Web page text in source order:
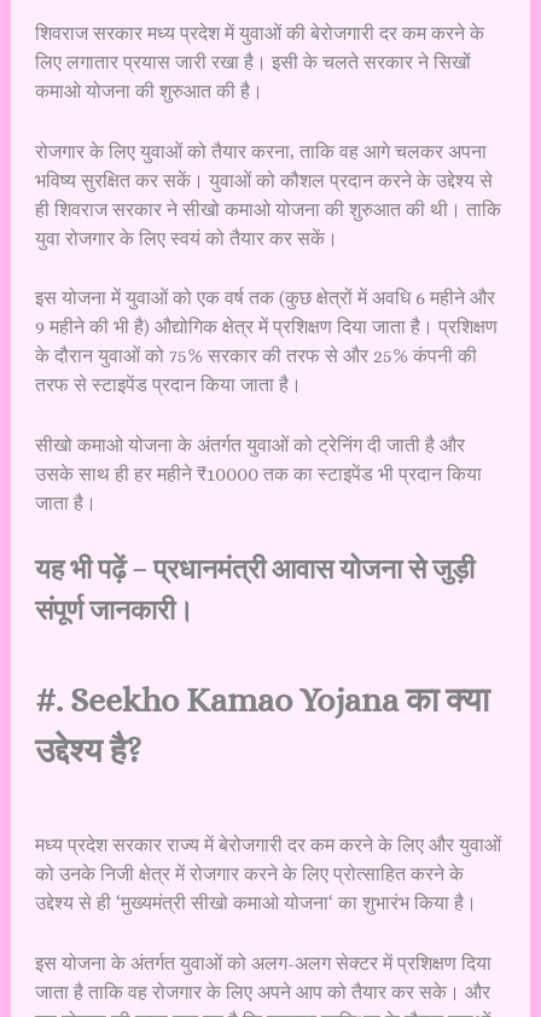
शिवराज सरकार मध्य प्रदेश में युवाओं की बेरोजगारी दर कम करने के
लिए लगातार प्रयास जारी रखा है। इसी के चलते सरकार ने सिखों
कमाओ योजना की शुरुआत की है।
रोजगार के लिए युवाओं को तैयार करना, ताकि वह आगे चलकर अपना
भविष्य सुरक्षित कर सकें। युवाओं को कौशल प्रदान करने के उद्देश्य से
ही शिवराज सरकार ने सीखो कमाओ योजना की शुरुआत की थी। ताकि
युवा रोजगार के लिए स्वयं को तैयार कर सकें।
इस योजना में युवाओं को एक वर्ष तक (कुछ क्षेत्रों में अवधि 6 महीने और
9 महीने की भी है) औद्योगिक क्षेत्र में प्रशिक्षण दिया जाता है। प्रशिक्षण
के दौरान युवाओं को 75% सरकार की तरफ से और 25% कंपनी की
तरफ से स्टाइपेंड प्रदान किया जाता है।
सीखो कमाओ योजना के अंतर्गत युवाओं को ट्रेनिंग दी जाती है और
उसके साथ ही हर महीने ₹10000 तक का स्टाइपेंड भी प्रदान किया
जाता है।
यह भी पढ़ें – प्रधानमंत्री आवास योजना से जुड़ी
संपूर्ण जानकारी।
#. Seekho Kamao Yojana का क्या
उद्देश्य है?
मध्य प्रदेश सरकार राज्य में बेरोजगारी दर कम करने के लिए और युवाओं
को उनके निजी क्षेत्र में रोजगार करने के लिए प्रोत्साहित करने के
उद्देश्य से ही ‘मुख्यमंत्री सीखो कमाओ योजना‘ का शुभारंभ किया है।
इस योजना के अंतर्गत युवाओं को अलग-अलग सेक्टर में प्रशिक्षण दिया
जाता है ताकि वह रोजगार के लिए अपने आप को तैयार कर सके। और